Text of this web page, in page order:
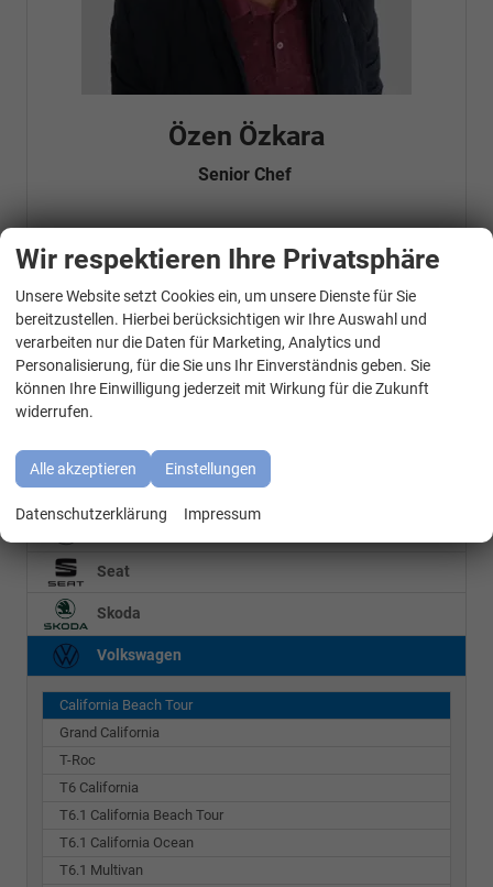
Özen Özkara
Senior Chef
Telefonnummer: 07181 - 47695 15
info@autohausrems.de
Fahrzeugnr.
Geparkte Fahrzeuge (0)
BMW
Cupra
Seat
Skoda
Volkswagen
California Beach Tour
Grand California
T-Roc
T6 California
T6.1 California Beach Tour
T6.1 California Ocean
T6.1 Multivan
Wir respektieren Ihre Privatsphäre
Unsere Website setzt Cookies ein, um unsere Dienste für Sie
bereitzustellen. Hierbei berücksichtigen wir Ihre Auswahl und
verarbeiten nur die Daten für Marketing, Analytics und
Personalisierung, für die Sie uns Ihr Einverständnis geben. Sie
können Ihre Einwilligung jederzeit mit Wirkung für die Zukunft
widerrufen.
Alle akzeptieren Einstellungen
Datenschutzerklärung Impressum